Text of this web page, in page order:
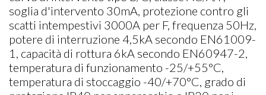
soglia d'intervento 30mA, protezione contro gli
scatti intempestivi 3000A per F, frequenza 50Hz,
potere di interruzione 4,5kA secondo EN61009-
1, capacità di rottura 6kA secondo EN60947-2,
temperatura di funzionamento -25/+55°C,
temperatura di stoccaggio -40/+70°C, grado di